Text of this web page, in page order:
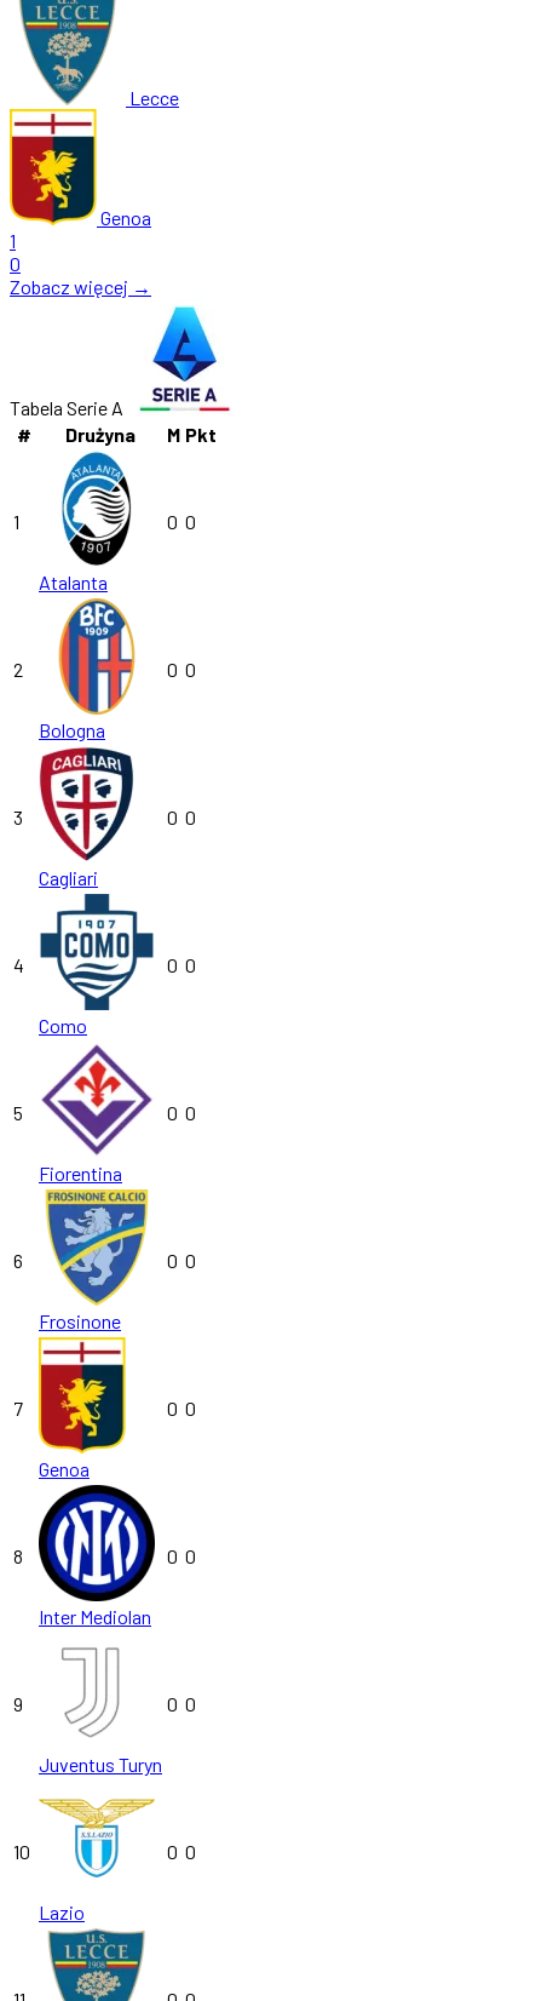
Lecce
Genoa
1
0
Zobacz więcej →
Tabela Serie A
#
Drużyna M Pkt
1
Atalanta
0 0
2
Bologna
0 0
3
Cagliari
0 0
4
Como
0 0
5
Fiorentina
0 0
6
Frosinone
0 0
7
Genoa
0 0
8
Inter Mediolan
0 0
9
Juventus Turyn
0 0
10
Lazio
0 0